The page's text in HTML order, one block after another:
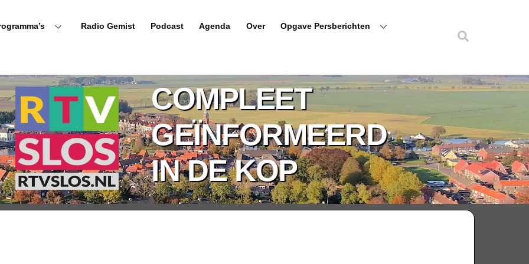
Radio Gemist Podcast Agenda Over Opgave Persberichten
COMPLEET
GEÏNFORMEERD
IN DE KOP